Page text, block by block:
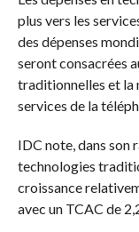
plus vers les
des dépenses
seront consacrées
traditionnelles et la
services de la
IDC note, dans son
technologies
croissance
avec un TCAC de